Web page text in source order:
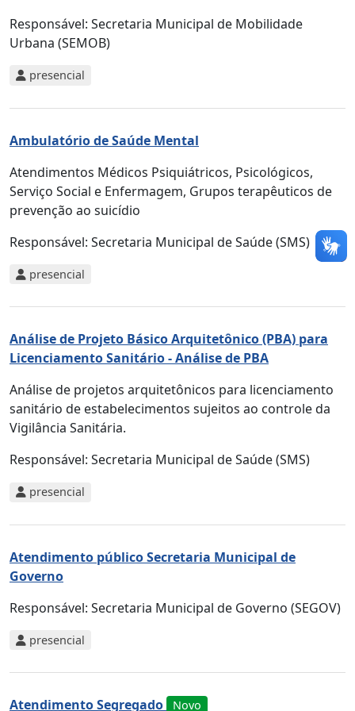
Responsável: Secretaria Municipal de Mobilidade
Urbana (SEMOB)
presencial
Ambulatório de Saúde Mental
Atendimentos Médicos Psiquiátricos, Psicológicos,
Serviço Social e Enfermagem, Grupos terapêuticos de
prevenção ao suicídio
Responsável: Secretaria Municipal de Saúde (SMS)
presencial
Análise de Projeto Básico Arquitetônico (PBA) para
Licenciamento Sanitário - Análise de PBA
Análise de projetos arquitetônicos para licenciamento
sanitário de estabelecimentos sujeitos ao controle da
Vigilância Sanitária.
Responsável: Secretaria Municipal de Saúde (SMS)
presencial
Atendimento público Secretaria Municipal de
Governo
Responsável: Secretaria Municipal de Governo (SEGOV)
presencial
Atendimento Segregado Novo